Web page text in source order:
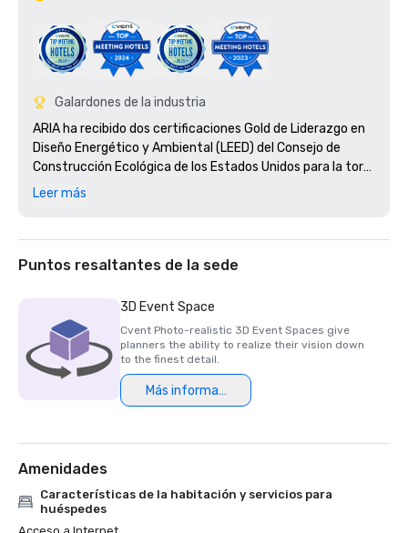
Galardones de la industria
ARIA ha recibido dos certificaciones Gold de Liderazgo en
Diseño Energético y Ambiental (LEED) del Consejo de
Construcción Ecológica de los Estados Unidos para la torre
hotelera de ARIA Resort y el centro de convenciones y
Nominado como: Principal Casino Resort 2010 de los
Estados Unidos
Leer más
Puntos resaltantes de la sede
3D Event Space
Cvent Photo-realistic 3D Event Spaces give
planners the ability to realize their vision down
to the finest detail.
Más información
Amenidades
Características de la habitación y servicios para
huéspedes